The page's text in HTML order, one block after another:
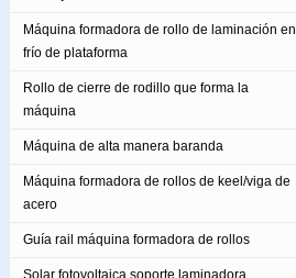
Máquina formadora de rollo de laminación en
frío de plataforma
Rollo de cierre de rodillo que forma la
máquina
Máquina de alta manera baranda
Máquina formadora de rollos de keel/viga de
acero
Guía rail máquina formadora de rollos
Solar fotovoltaica soporte laminadora